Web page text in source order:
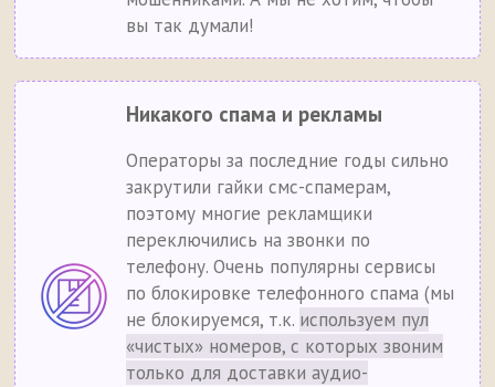
вы так думали!
Никакого спама и рекламы
Операторы за последние годы сильно
закрутили гайки смс-спамерам,
поэтому многие рекламщики
переключились на звонки по
телефону. Очень популярны сервисы
по блокировке телефонного спама (мы
не блокируемся, т.к. используем пул
«чистых» номеров, с которых звоним
только для доставки аудио-